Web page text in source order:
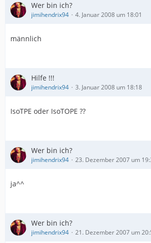
Wer bin ich?
jimihendrix94 4. Januar 2008 um 18:01
männlich
Hilfe !!!
jimihendrix94 3. Januar 2008 um 18:18
IsoTPE oder IsoTOPE ??
Wer bin ich?
jimihendrix94 23. Dezember 2007 um
ja^^
Wer bin ich?
jimihendrix94 21. Dezember 2007 um